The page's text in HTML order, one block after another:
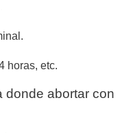
horas, etc.
donde abortar con